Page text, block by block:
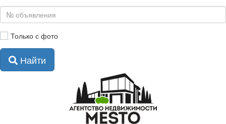
Только с фото
Найти
решения
Контакты
Оплата
Карта
сайта